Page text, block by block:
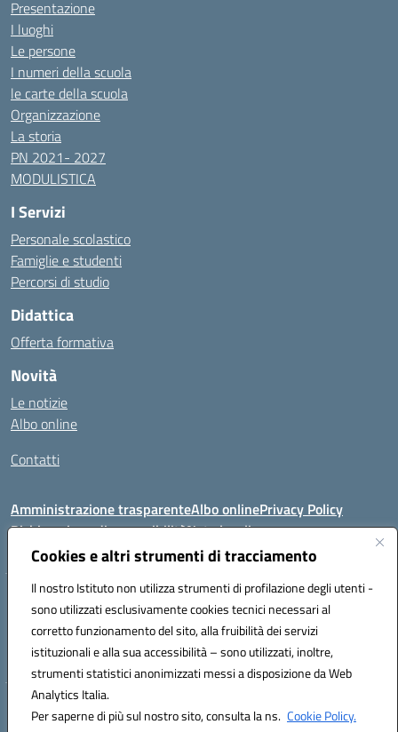
Cookies e altri strumenti di tracciamento
Il nostro Istituto non utilizza strumenti di profilazione degli utenti -
sono utilizzati esclusivamente cookies tecnici necessari al
corretto funzionamento del sito, alla fruibilità dei servizi
istituzionali e alla sua accessibilità – sono utilizzati, inoltre,
strumenti statistici anonimizzati messi a disposizione da Web
Analytics Italia.
Per saperne di più sul nostro sito, consulta la ns. Cookie Policy.
Presentazione
I luoghi
Le persone
I numeri della scuola
le carte della scuola
Organizzazione
La storia
PN 2021- 2027
MODULISTICA
I Servizi
Personale scolastico
Famiglie e studenti
Percorsi di studio
Didattica
Offerta formativa
Novità
Le notizie
Albo online
Contatti
Amministrazione trasparenteAlbo onlinePrivacy Policy
Dichiarazione di accessibilitàNote legali
VIA FEUDO N.46 - 81024 - Maddaloni (CE) - Tel 0823202821 - Mail:
ceic8al005@istruzione.it - PEC: ceic8al005@pec.istruzione.it
Codice meccanografico: CEIC8AL005 - Codice iPA:icmvm_0 - C.F.
80011470616 - Codice univoco fatturazione elettronica (CUF): UF7XAK
Hosting & Powered by 3D Solution S.r.l.